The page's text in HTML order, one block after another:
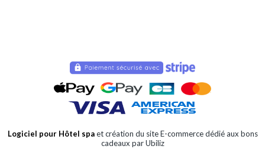
Logiciel pour Hôtel spaet création du site E-commerce dédié aux bons
cadeaux par Ubiliz